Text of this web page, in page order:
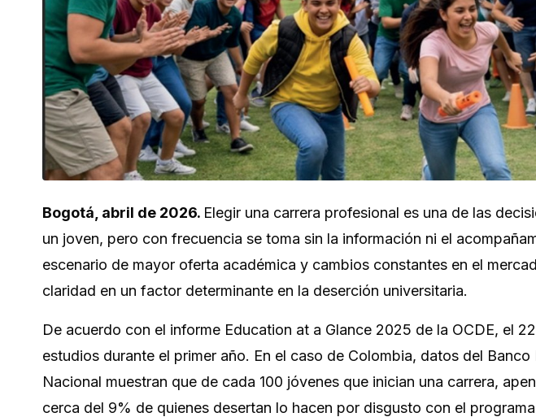
Bogotá, abril de 2026. Elegir una carrera profesional es una de las
un joven, pero con frecuencia se toma sin la información ni el
escenario de mayor oferta académica y cambios constantes en el
claridad en un factor determinante en la deserción universitaria.
De acuerdo con el informe Education at a Glance 2025 de la OCDE, el
estudios durante el primer año. En el caso de Colombia, datos del
Nacional muestran que de cada 100 jóvenes que inician una carrera,
cerca del 9% de quienes desertan lo hacen por disgusto con el